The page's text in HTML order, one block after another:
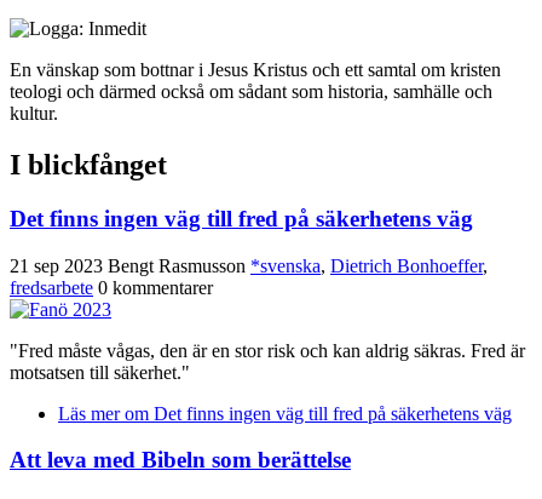
En vänskap som bottnar i Jesus Kristus och ett samtal om kristen
teologi och därmed också om sådant som historia, samhälle och
kultur.
I blickfånget
Det finns ingen väg till fred på säkerhetens väg
21 sep 2023 Bengt Rasmusson *svenska, Dietrich Bonhoeffer,
fredsarbete 0 kommentarer
"Fred måste vågas, den är en stor risk och kan aldrig säkras. Fred är
motsatsen till säkerhet."
Läs merom Det finns ingen väg till fred på säkerhetens väg
Att leva med Bibeln som berättelse